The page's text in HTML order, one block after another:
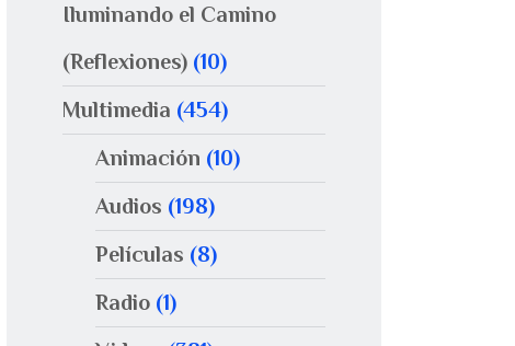
Iluminando el Camino
(Reflexiones) (10)
Multimedia (454)
Animación (10)
Audios (198)
Películas (8)
Radio (1)